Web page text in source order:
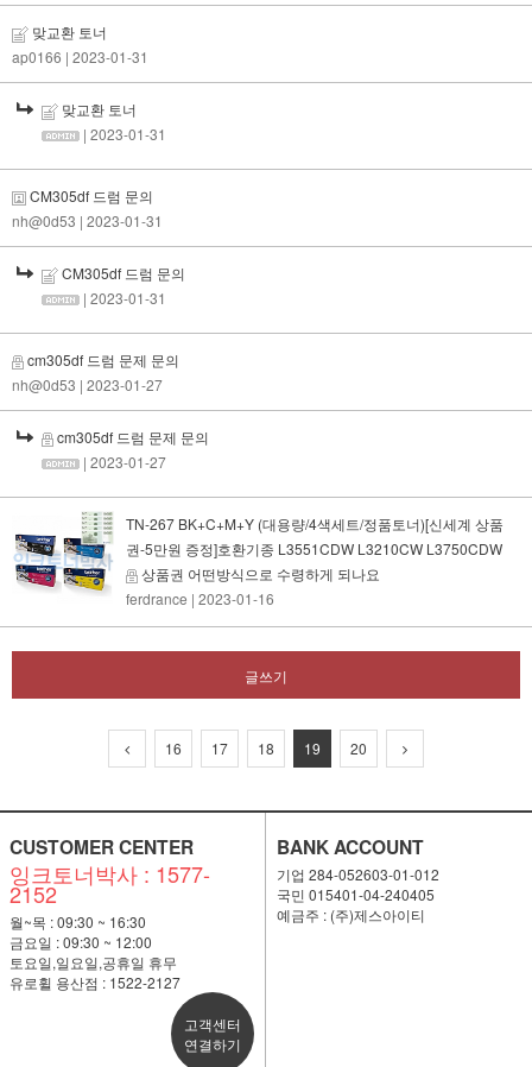
맞교환 토너
ap0166 | 2023-01-31
맞교환 토너
| 2023-01-31
CM305df 드럼 문의
nh@0d53 | 2023-01-31
CM305df 드럼 문의
| 2023-01-31
cm305df 드럼 문제 문의
nh@0d53 | 2023-01-27
cm305df 드럼 문제 문의
| 2023-01-27
TN-267 BK+C+M+Y (대용량/4색세트/정품토너)[신세계 상품
권-5만원 증정]호환기종 L3551CDW L3210CW L3750CDW
상품권 어떤방식으로 수령하게 되나요
ferdrance | 2023-01-16
글쓰기
16 17 18 19 20
CUSTOMER CENTER
잉크토너박사 : 1577-
2152
월~목 : 09:30 ~ 16:30
금요일 : 09:30 ~ 12:00
토요일,일요일,공휴일 휴무
유로휠 용산점 : 1522-2127
고객센터
연결하기
BANK ACCOUNT
기업 284-052603-01-012
국민 015401-04-240405
예금주 : (주)제스아이티